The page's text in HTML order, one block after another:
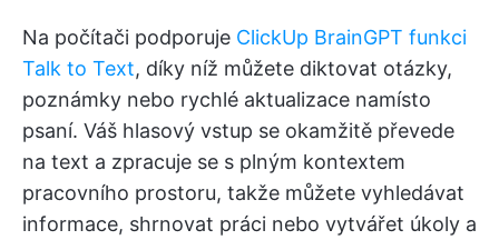
Na počítači podporuje ClickUp BrainGPT funkci
Talk to Text, díky níž můžete diktovat otázky,
poznámky nebo rychlé aktualizace namísto
psaní. Váš hlasový vstup se okamžitě převede
na text a zpracuje se s plným kontextem
pracovního prostoru, takže můžete vyhledávat
informace, shrnovat práci nebo vytvářet úkoly a